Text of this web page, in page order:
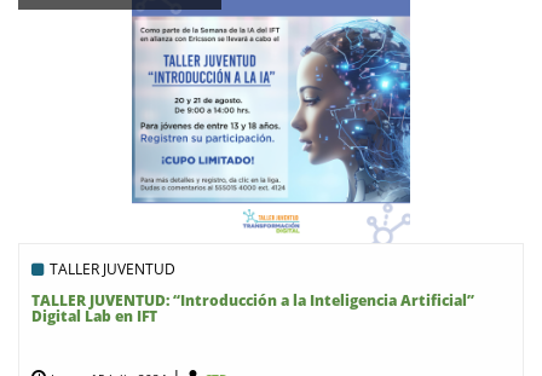
TALLER JUVENTUD
TALLER JUVENTUD: “Introducción a la Inteligencia Artificial”
Digital Lab en IFT